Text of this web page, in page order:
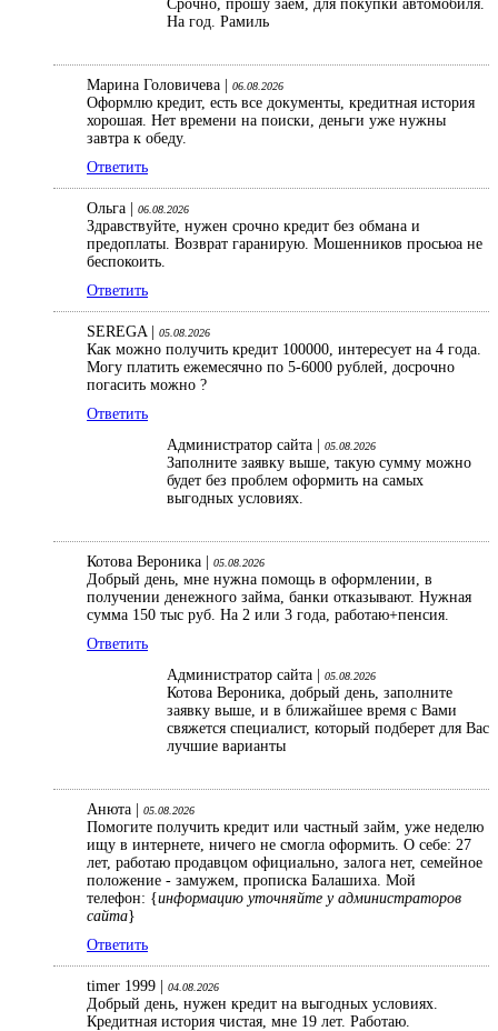
Срочно, прошу заем, для покупки автомобиля.
На год. Рамиль
Марина Головичева | 06.08.2026
Оформлю кредит, есть все документы, кредитная история
хорошая. Нет времени на поиски, деньги уже нужны
завтра к обеду.
Ответить
Ольга | 06.08.2026
Здравствуйте, нужен срочно кредит без обмана и
предоплаты. Возврат гаранирую. Мошенников просьюа не
беспокоить.
Ответить
SEREGA | 05.08.2026
Как можно получить кредит 100000, интересует на 4 года.
Могу платить ежемесячно по 5-6000 рублей, досрочно
погасить можно ?
Ответить
Администратор сайта |
05.08.2026
Заполните заявку выше, такую сумму можно
будет без проблем оформить на самых
выгодных условиях.
Котова Вероника | 05.08.2026
Добрый день, мне нужна помощь в оформлении, в
получении денежного займа, банки отказывают. Нужная
сумма 150 тыс руб. На 2 или 3 года, работаю+пенсия.
Ответить
Администратор сайта |
05.08.2026
Котова Вероника, добрый день, заполните
заявку выше, и в ближайшее время с Вами
свяжется специалист, который подберет для Вас
лучшие варианты
Анюта | 05.08.2026
Помогите получить кредит или частный займ, уже неделю
ищу в интернете, ничего не смогла оформить. О себе: 27
лет, работаю продавцом официально, залога нет, семейное
положение - замужем, прописка Балашиха. Мой
телефон: {информацию уточняйте у администраторов
сайта}
Ответить
timer 1999 | 04.08.2026
Добрый день, нужен кредит на выгодных условиях.
Кредитная история чистая, мне 19 лет. Работаю.